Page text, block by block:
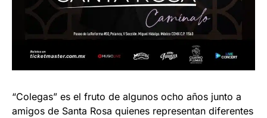
“Colegas” es el fruto de algunos ocho años junto a
amigos de Santa Rosa quienes representan diferentes